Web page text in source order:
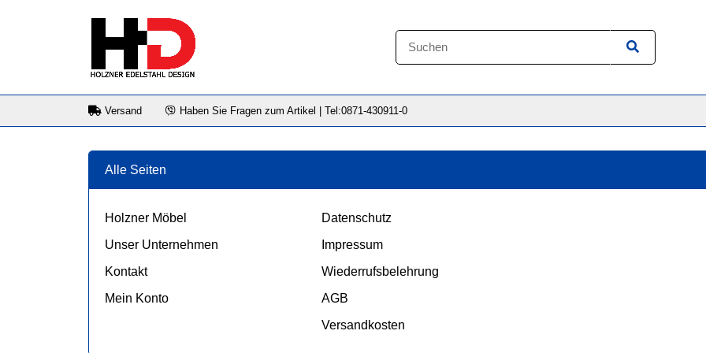
Versand Haben Sie Fragen zum Artikel | Tel:0871-430911-0
Alle Seiten
Holzner Möbel
Unser Unternehmen
Kontakt
Mein Konto
Datenschutz
Impressum
Wiederrufsbelehrung
AGB
Versandkosten